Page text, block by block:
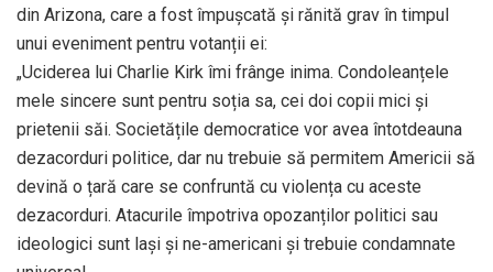
din Arizona, care a fost împușcată și rănită grav în timpul
unui eveniment pentru votanții ei:
„Uciderea lui Charlie Kirk îmi frânge inima. Condoleanțele
mele sincere sunt pentru soția sa, cei doi copii mici și
prietenii săi. Societățile democratice vor avea întotdeauna
dezacorduri politice, dar nu trebuie să permitem Americii să
devină o țară care se confruntă cu violența cu aceste
dezacorduri. Atacurile împotriva opozanților politici sau
ideologici sunt lași și ne-americani și trebuie condamnate